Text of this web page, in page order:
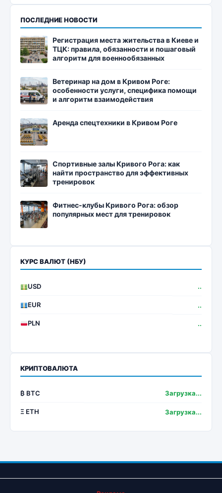
ПОСЛЕДНИЕ НОВОСТИ
Регистрация места жительства в Киеве и
ТЦК: правила, обязанности и пошаговый
алгоритм для военнообязанных
Ветеринар на дом в Кривом Роге:
особенности услуги, специфика помощи
и алгоритм взаимодействия
Аренда спецтехники в Кривом Роге
Спортивные залы Кривого Рога: как
найти пространство для эффективных
тренировок
Фитнес-клубы Кривого Рога: обзор
популярных мест для тренировок
КУРС ВАЛЮТ (НБУ)
USD ..
EUR ..
PLN ..
КРИПТОВАЛЮТА
₿ BTC Загрузка...
Ξ ETH Загрузка...